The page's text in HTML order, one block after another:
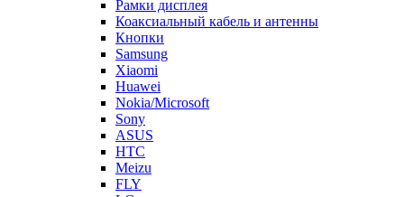
Рамки дисплея
Коаксиальный кабель и антенны
Кнопки
Samsung
Xiaomi
Huawei
Nokia/Microsoft
Sony
ASUS
HTC
Meizu
FLY